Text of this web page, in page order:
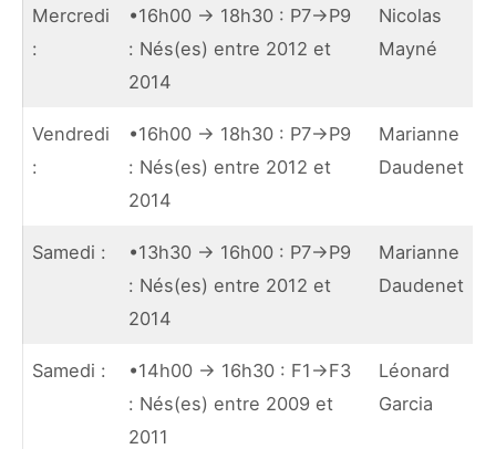
Mercredi
:
•16h00 -> 18h30 : P7->P9
: Nés(es) entre 2012 et
2014
Nicolas
Mayné
Vendredi
:
•16h00 -> 18h30 : P7->P9
: Nés(es) entre 2012 et
2014
Marianne
Daudenet
Samedi :
•13h30 -> 16h00 : P7->P9
: Nés(es) entre 2012 et
2014
Marianne
Daudenet
Samedi :
•14h00 -> 16h30 : F1->F3
: Nés(es) entre 2009 et
2011
Léonard
Garcia